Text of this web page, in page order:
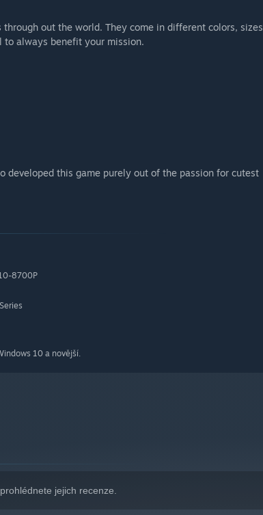
out the world. They come in different colors, sizes
to always benefit your mission.
developed this game purely out of the passion for cutest
8700P
10 a novější.
jejich recenze.